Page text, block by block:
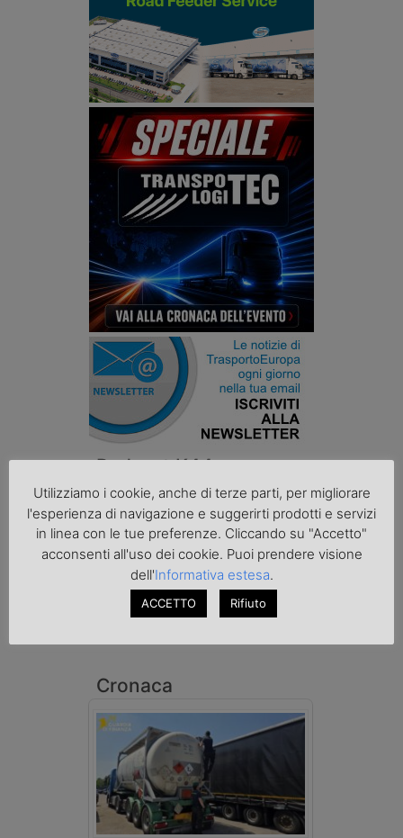
Podcast K44
Cronaca
Utilizziamo i cookie, anche di terze parti, per migliorare
l'esperienza di navigazione e suggerirti prodotti e servizi
in linea con le tue preferenze. Cliccando su "Accetto"
acconsenti all'uso dei cookie. Puoi prendere visione
dell'Informativa estesa.
ACCETTO Rifiuto